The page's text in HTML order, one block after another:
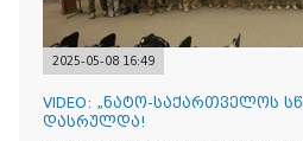
2025-05-08 16:49
VIDEO: „ნატო-საქართველოს
დასრულდა!